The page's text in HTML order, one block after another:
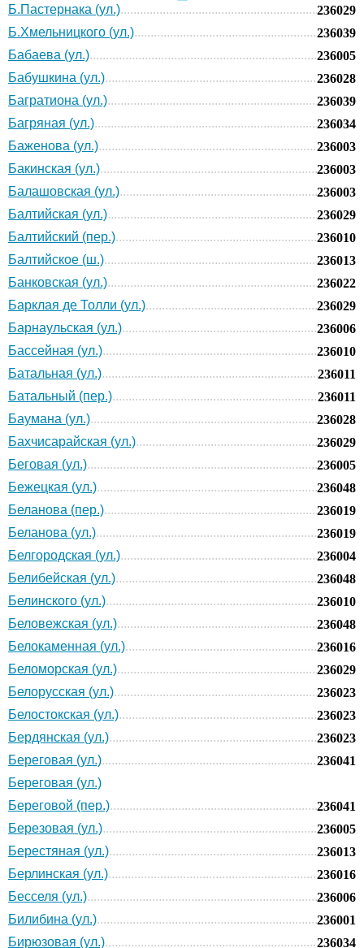
Б.Пастернака (ул.)
236029
Б.Хмельницкого (ул.)
236039
Бабаева (ул.)
236005
Бабушкина (ул.)
236028
Багратиона (ул.)
236039
Багряная (ул.)
236034
Баженова (ул.)
236003
Бакинская (ул.)
236003
Балашовская (ул.)
236003
Балтийская (ул.)
236029
Балтийский (пер.)
236010
Балтийское (ш.)
236013
Банковская (ул.)
236022
Барклая де Толли (ул.)
236029
Барнаульская (ул.)
236006
Бассейная (ул.)
236010
Батальная (ул.)
236011
Батальный (пер.)
236011
Баумана (ул.)
236028
Бахчисарайская (ул.)
236029
Беговая (ул.)
236005
Бежецкая (ул.)
236048
Беланова (пер.)
236019
Беланова (ул.)
236019
Белгородская (ул.)
236004
Белибейская (ул.)
236048
Белинского (ул.)
236010
Беловежская (ул.)
236048
Белокаменная (ул.)
236016
Беломорская (ул.)
236029
Белорусская (ул.)
236023
Белостокская (ул.)
236023
Бердянская (ул.)
236023
Береговая (ул.)
236041
Береговая (ул.)
Береговой (пер.)
236041
Березовая (ул.)
236005
Берестяная (ул.)
236013
Берлинская (ул.)
236016
Бесселя (ул.)
236006
Билибина (ул.)
236001
Бирюзовая (ул.)
236034